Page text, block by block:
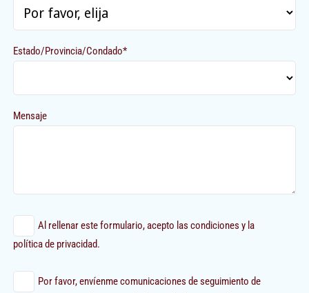
Estado/Provincia/Condado*
Mensaje
Al rellenar este formulario, acepto las condiciones y la
política de privacidad.
Por favor, envíenme comunicaciones de seguimiento de